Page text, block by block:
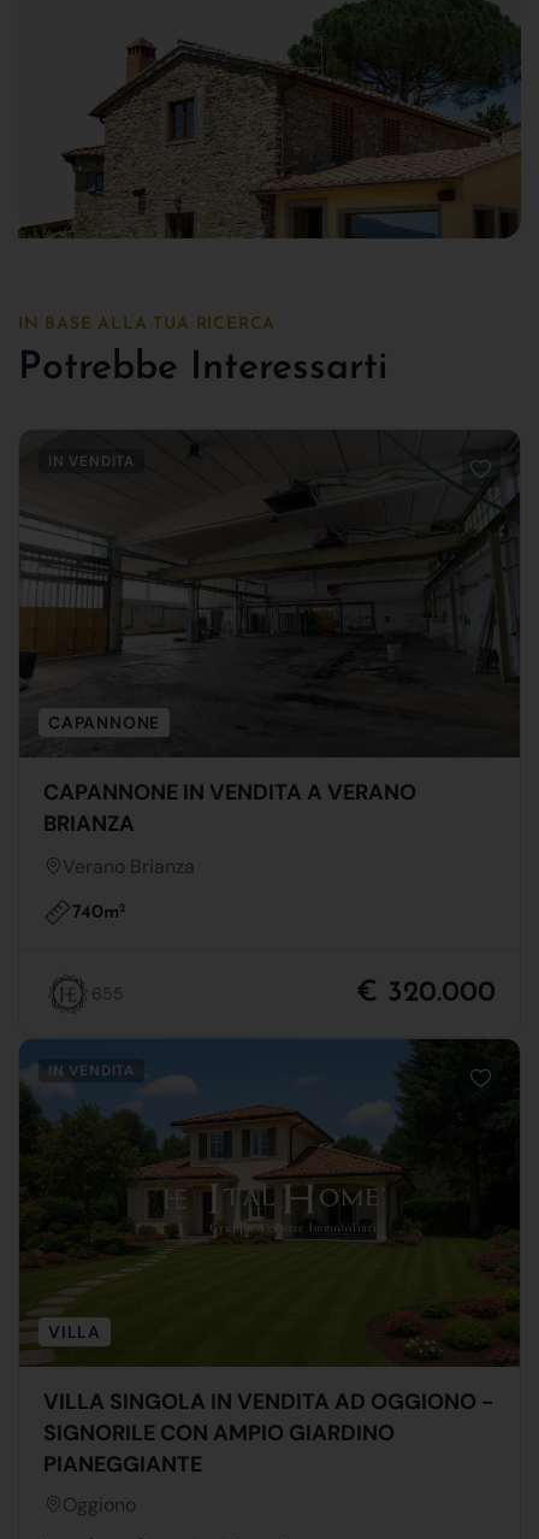
IN BASE ALLA TUA RICERCA
Potrebbe Interessarti
IN VENDITA
CAPANNONE
CAPANNONE IN VENDITA A VERANO
BRIANZA
Verano Brianza
740m2
655 € 320.000
IN VENDITA
VILLA
VILLA SINGOLA IN VENDITA AD OGGIONO -
SIGNORILE CON AMPIO GIARDINO
PIANEGGIANTE
Oggiono